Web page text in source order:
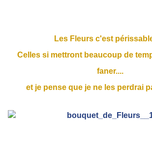
Les Fleurs c'est
Celles si mettront beaucoup de
faner....
et je pense que je ne les perdrai